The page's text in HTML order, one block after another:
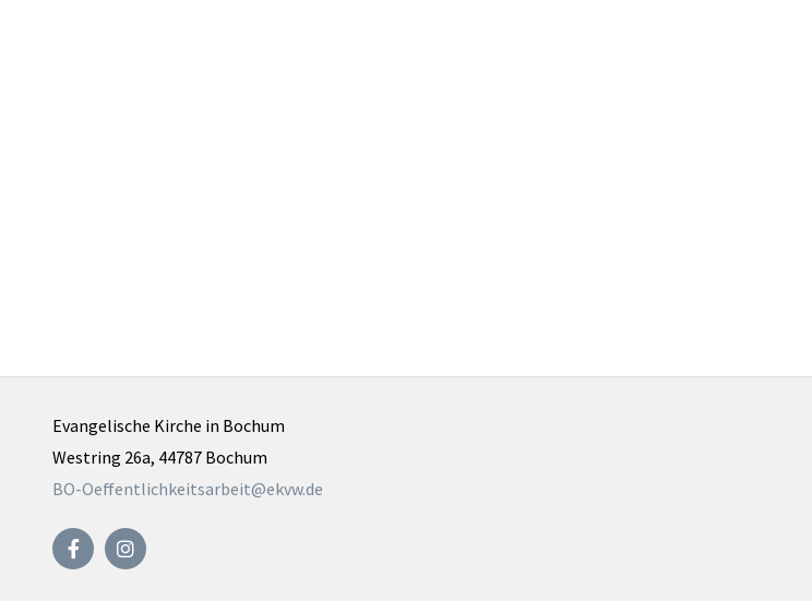
Evangelische Kirche in Bochum
Westring 26a, 44787 Bochum
BO-Oeffentlichkeitsarbeit@ekvw.de